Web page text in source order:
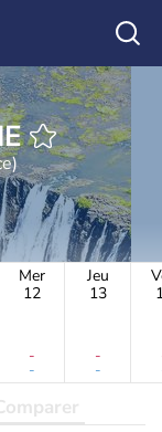
Mer
12
-
-
Jeu
13
-
-